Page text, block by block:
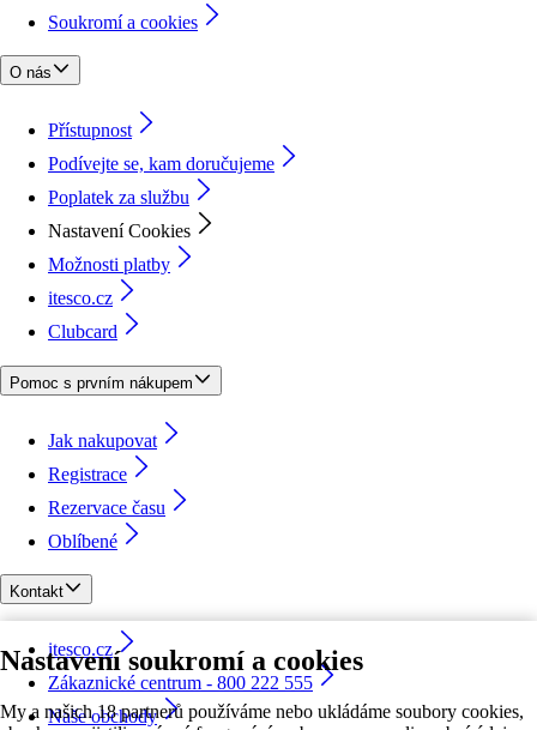
Nastavení soukromí a cookies
My a našich 18 partnerů používáme nebo ukládáme soubory cookies,
Soukromí a cookies
O nás
Přístupnost
Podívejte se, kam doručujeme
Poplatek za službu
Nastavení Cookies
Možnosti platby
itesco.cz
Clubcard
Pomoc s prvním nákupem
Jak nakupovat
Registrace
Rezervace času
Oblíbené
Kontakt
itesco.cz
Zákaznické centrum - 800 222 555
Naše obchody